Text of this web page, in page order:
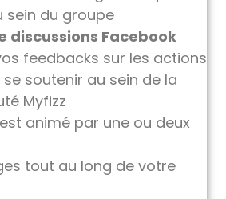
sein du groupe
discussions Facebook
feedbacks sur les actions
soutenir au sein de la
Myfizz
animé par une ou deux
tout au long de votre